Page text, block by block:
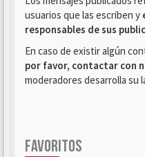
usuarios que las escriben y
responsables de sus
En caso de existir algún
por favor, contactar con
moderadores desarrolla su
FAVORITOS